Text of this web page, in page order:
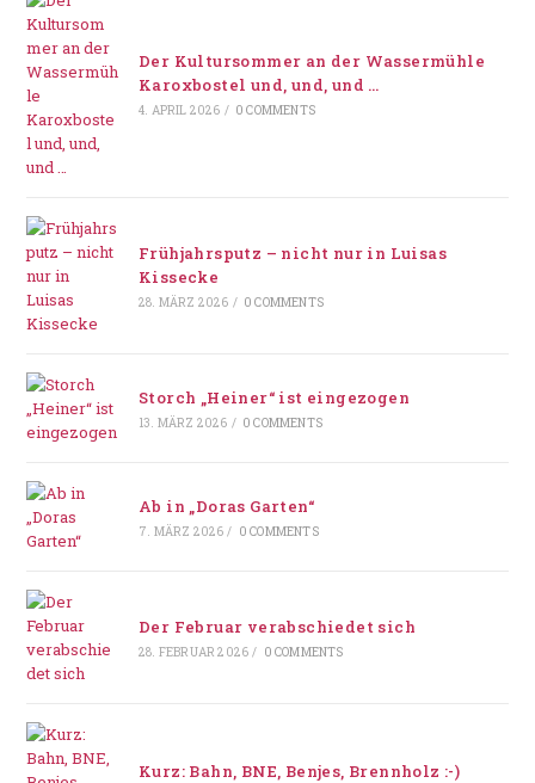
Der Kultursommer an der Wassermühle
Karoxbostel und, und, und …
4. APRIL 2026 / 0 COMMENTS
Frühjahrsputz – nicht nur in Luisas
Kissecke
28. MÄRZ 2026 / 0 COMMENTS
Storch „Heiner“ ist eingezogen
13. MÄRZ 2026 / 0 COMMENTS
Ab in „Doras Garten“
7. MÄRZ 2026 / 0 COMMENTS
Der Februar verabschiedet sich
28. FEBRUAR 2026 / 0 COMMENTS
Kurz: Bahn, BNE, Benjes, Brennholz :-)